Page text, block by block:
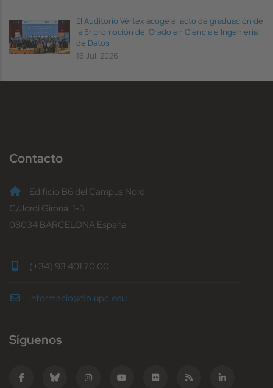
El Auditorio Vèrtex acoge el acto de graduación de
la 6ª promoción del Grado en Ciencia e Ingeniería
de Datos
16 Jul, 2026
Contacto
Edificio B6 del Campus Nord
C/Jordi Girona, 1-3
08034 BARCELONA España
(+34) 93 401 70 00
informacio@fib.upc.edu
Síguenos